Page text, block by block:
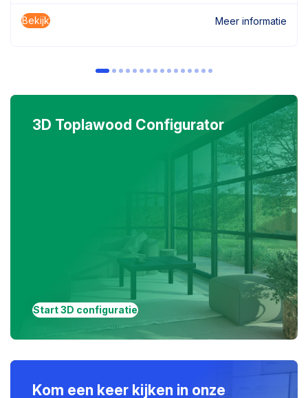
Bekijk Meer informatie
3D Toplawood Configurator
Start 3D configuratie
Kom een keer kijken in onze